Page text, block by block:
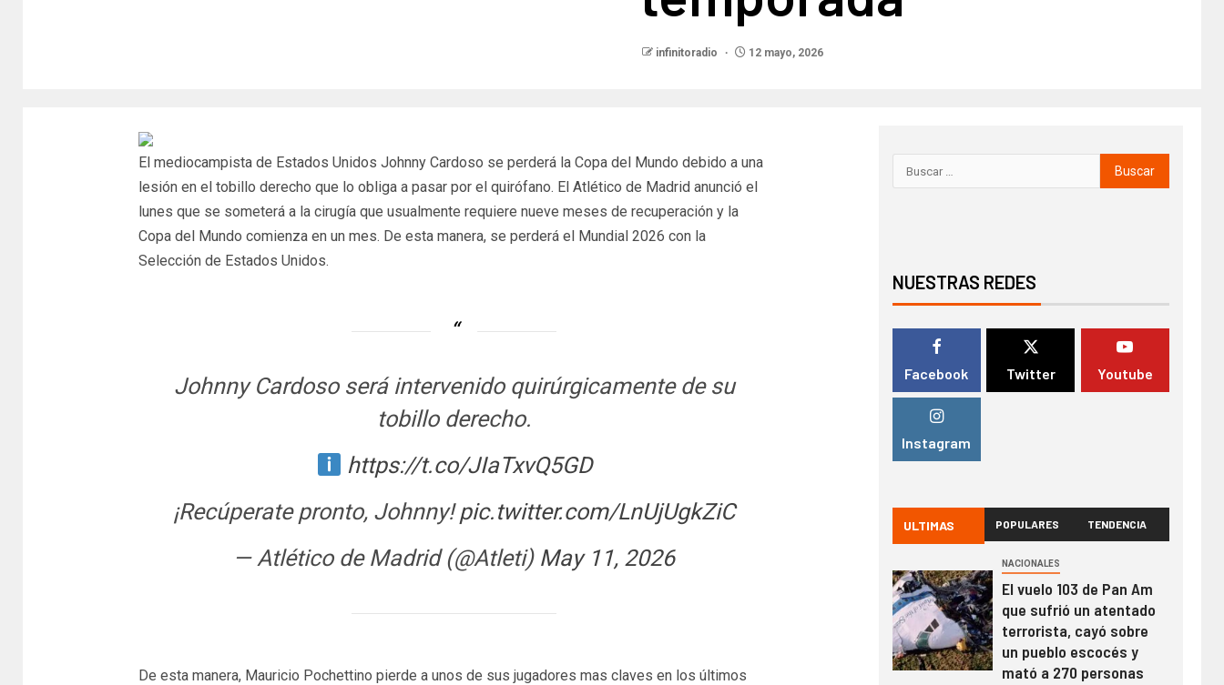
infinitoradio 12 mayo, 2026
El mediocampista de Estados Unidos Johnny Cardoso se perderá la Copa del Mundo debido a una
lesión en el tobillo derecho que lo obliga a pasar por el quirófano. El Atlético de Madrid anunció el
lunes que se someterá a la cirugía que usualmente requiere nueve meses de recuperación y la
Copa del Mundo comienza en un mes. De esta manera, se perderá el Mundial 2026 con la
Selección de Estados Unidos.
Johnny Cardoso será intervenido quirúrgicamente de su
tobillo derecho.
https://t.co/JIaTxvQ5GD
¡Recúperate pronto, Johnny!pic.twitter.com/LnUjUgkZiC
— Atlético de Madrid (@Atleti) May 11, 2026
De esta manera, Mauricio Pochettino pierde a unos de sus jugadores mas claves en los últimos
NUESTRAS REDES
Facebook Twitter Youtube
Instagram
ULTIMAS POPULARES TENDENCIA
NACIONALES
El vuelo 103 de Pan Am
que sufrió un atentado
terrorista, cayó sobre
un pueblo escocés y
mató a 270 personas